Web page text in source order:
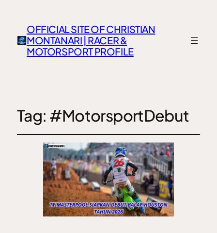
OFFICIAL SITE OF CHRISTIAN
MONTANARI | RACER &
MOTORSPORT PROFILE
Tag: #MotorsportDebut